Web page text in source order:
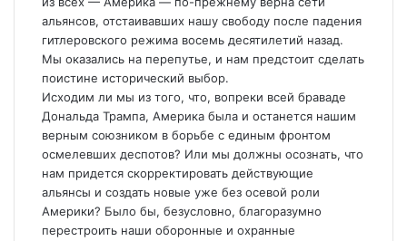
альянсов, отстаивавших нашу свободу после падения
гитлеровского режима восемь десятилетий назад.
Мы оказались на перепутье, и нам предстоит сделать
поистине исторический выбор.
Исходим ли мы из того, что, вопреки всей браваде
Дональда Трампа, Америка была и останется нашим
верным союзником в борьбе с единым фронтом
осмелевших деспотов? Или мы должны осознать, что
нам придется скорректировать действующие
альянсы и создать новые уже без осевой роли
Америки? Было бы, безусловно, благоразумно
перестроить наши оборонные и охранные